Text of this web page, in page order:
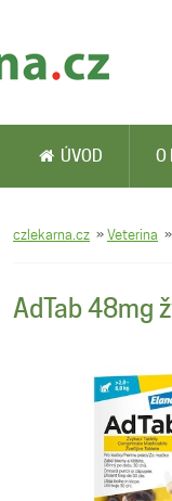
ÚVOD O
czlekarna.cz »Veterina »
AdTab 48mg